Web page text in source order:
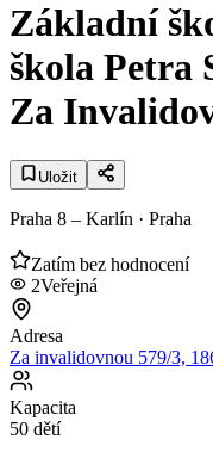
Základní
škola Petra
Za
Uložit
Praha 8 – Karlín · Praha
Zatím bez hodnocení
2Veřejná
Adresa
Za invalidovnou 579/3,
Kapacita
50 dětí